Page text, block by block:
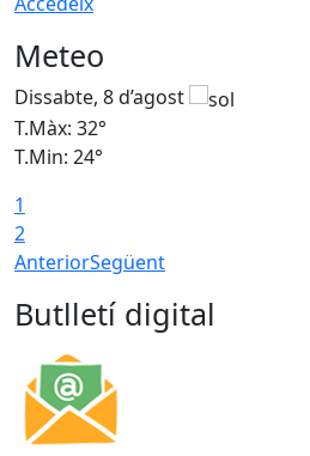
Meteo
Dissabte, 8 d’agost
T.Màx: 32°
T.Min: 24°
1
2
AnteriorSegüent
Butlletí digital